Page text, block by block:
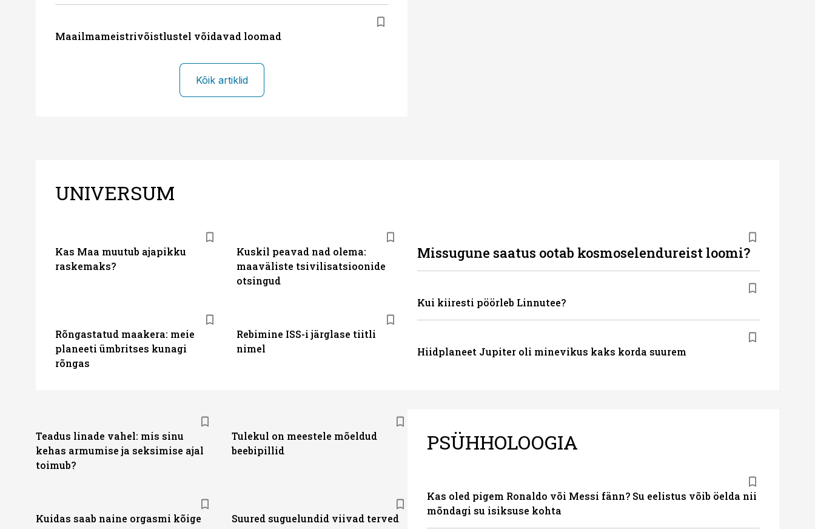
Maailmameistrivõistlustel võidavad loomad
Kõik artiklid
UNIVERSUM
Kas Maa muutub ajapikku
raskemaks?
Kuskil peavad nad olema:
maaväliste tsivilisatsioonide
otsingud
Missugune saatus ootab kosmoselendureist loomi?
Kui kiiresti pöörleb Linnutee?
Hiidplaneet Jupiter oli minevikus kaks korda suurem
Rõngastatud maakera: meie
planeeti ümbritses kunagi
rõngas
Rebimine ISS-i järglase tiitli
nimel
Teadus linade vahel: mis sinu
kehas armumise ja seksimise ajal
toimub?
Tulekul on meestele mõeldud
beebipillid
Kuidas saab naine orgasmi kõige
Suured suguelundid viivad terved
PSÜHHOLOOGIA
Kas oled pigem Ronaldo või Messi fänn? Su eelistus võib öelda nii
mõndagi su isiksuse kohta